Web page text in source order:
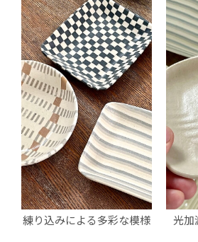
練り込みによる多彩な模様 光加